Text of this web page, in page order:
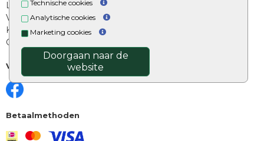
Technische cookies
Analytische cookies
Marketing cookies
Doorgaan naar de
website
Legverbanden: verschillende soorten
Voegen van tuintegels
Keramische tegels schoonmaken
Opsluitbanden plaatsen
Volg ons
Betaalmethoden